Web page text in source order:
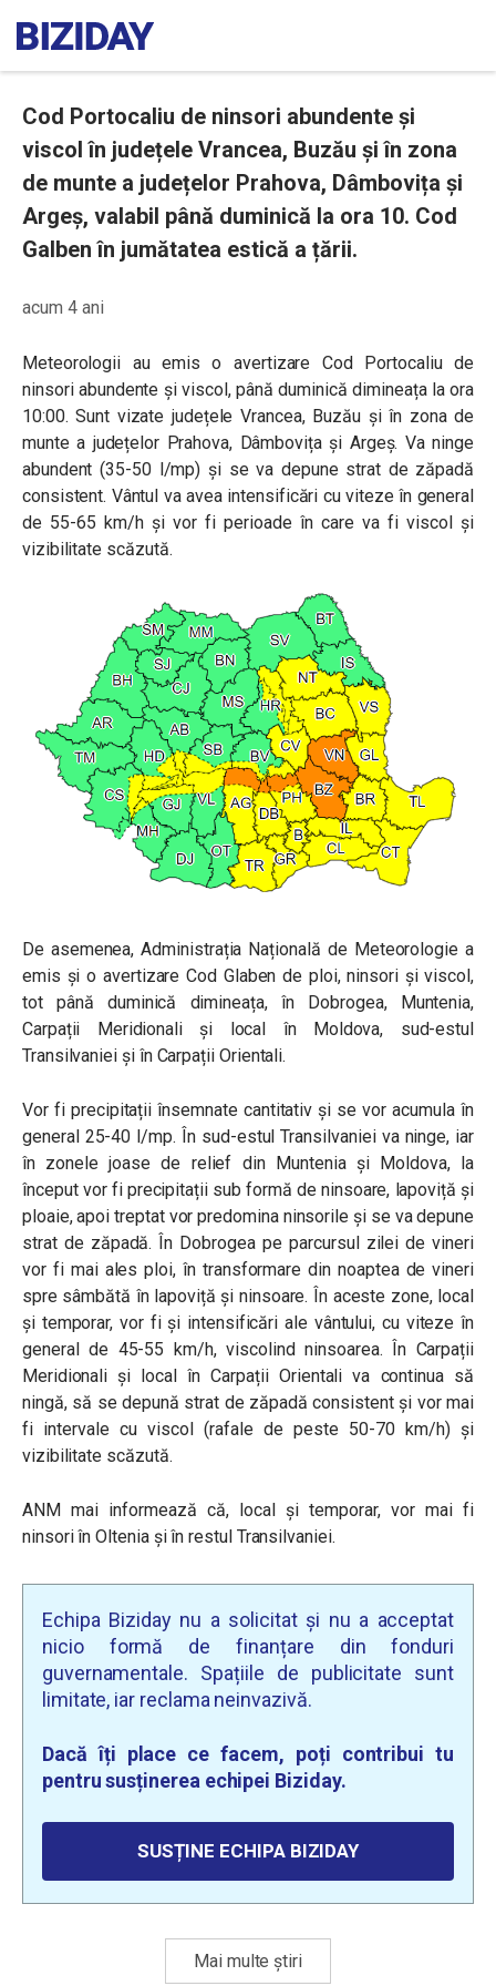
Cod Portocaliu de ninsori abundente și
viscol în județele Vrancea, Buzău și în zona
de munte a județelor Prahova, Dâmbovița și
Argeș, valabil până duminică la ora 10. Cod
Galben în jumătatea estică a țării.
acum 4 ani
Meteorologii au emis o avertizare Cod Portocaliu de
ninsori abundente și viscol, până duminică dimineața la ora
10:00. Sunt vizate județeleVrancea, Buzău și în zona de
munte a județelor Prahova, Dâmbovița și Argeș. Va ninge
abundent (35-50 l/mp) și se va depune strat de zăpadă
consistent. Vântul va avea intensificări cu viteze în general
de 55-65 km/h și vor fi perioade în care va fi viscol și
vizibilitate scăzută.
De asemenea, Administrația Națională de Meteorologie a
emis și o avertizare Cod Glaben de ploi, ninsori și viscol,
tot până duminică dimineața,în Dobrogea, Muntenia,
Carpații Meridionali și local în Moldova, sud-estul
Transilvaniei și în Carpații Orientali.
Vor fi precipitații însemnate cantitativ și se vor acumula în
general 25-40 l/mp. În sud-estul Transilvaniei va ninge, iar
în zonele joase de relief din Muntenia și Moldova, la
început vor fi precipitații sub formă de ninsoare, lapoviță și
ploaie, apoi treptat vor predomina ninsorile și se va depune
strat de zăpadă. În Dobrogea pe parcursul zilei de vineri
vor fi mai ales ploi, în transformare din noaptea de vineri
spre sâmbătă în lapoviță și ninsoare. În aceste zone, local
și temporar, vor fi și intensificări ale vântului, cu viteze în
general de 45-55 km/h, viscolind ninsoarea.
În Carpații
Meridionali și local în Carpații Orientali va continua să
ningă, să se depună strat de zăpadă consistent și vor mai
fi intervale cu viscol (rafale de peste 50-70 km/h) și
vizibilitate scăzută.
ANM mai informează că,
local și temporar, vor mai fi
ninsori în Oltenia și în restul Transilvaniei.
Echipa Biziday nu a solicitat și nu a acceptat
nicio formă de finanțare din fonduri
guvernamentale. Spațiile de publicitate sunt
limitate, iar reclama neinvazivă.
Dacă îți place ce facem, poți contribui tu
pentru susținerea echipei Biziday.
SUSȚINE ECHIPA BIZIDAY
Mai multe știri